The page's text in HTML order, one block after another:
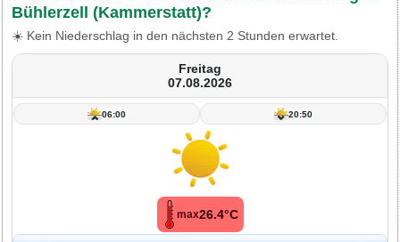
Bühlerzell (Kammerstatt)?
☀️ Kein Niederschlag in den nächsten 2 Stunden erwartet.
Freitag
07.08.2026
06:00 20:50
max26.4°C